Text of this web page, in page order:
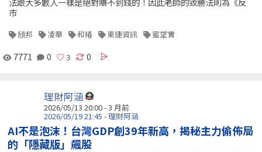
市
頎邦 凌華 和椿 東捷資訊 蜜望實
7771 0 0
理財阿涵
2026/05/13 20:00 - 3 月前
2026/05/19 21:45 - 理財阿涵
AI不是泡沫！台灣GDP創39年新高，揭秘主力偷佈局
的「隱藏版」飆股